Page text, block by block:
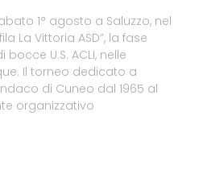
1° agosto a Saluzzo, nel
La Vittoria ASD”, la fase
U.S. ACLI, nelle
Il torneo dedicato a
di Cuneo dal 1965 al
organizzativo